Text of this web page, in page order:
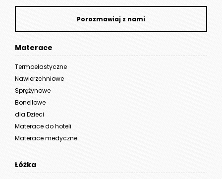
Porozmawiaj z nami
Materace
Termoelastyczne
Nawierzchniowe
Sprężynowe
Bonellowe
dla Dzieci
Materace do hoteli
Materace medyczne
Łóżka